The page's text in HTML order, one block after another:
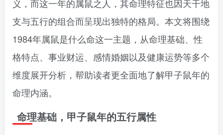
义，而这一年的属鼠之人，其命理特征也因天干地
支与五行的组合而呈现出独特的格局。本文将围绕
1984年属鼠是什么命这一主题，从命理基础、性
格特点、事业财运、感情婚姻以及健康运势等多个
维度展开分析，帮助读者更全面地了解甲子鼠年的
命理内涵。
命理基础，甲子鼠年的五行属性